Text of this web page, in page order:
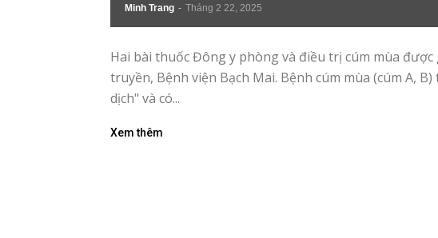
mỗi
ngày
Minh Trang - Tháng 2 22, 2025
Hai bài thuốc Đông y phòng và điều trị cúm mùa được
truyền, Bệnh viện Bạch Mai. Bệnh cúm mùa (cúm A,
dịch" và có...
Xem thêm